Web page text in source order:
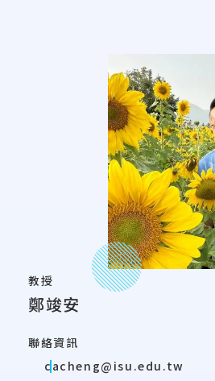
教授
鄭竣安
聯絡資訊
cacheng@isu.edu.tw